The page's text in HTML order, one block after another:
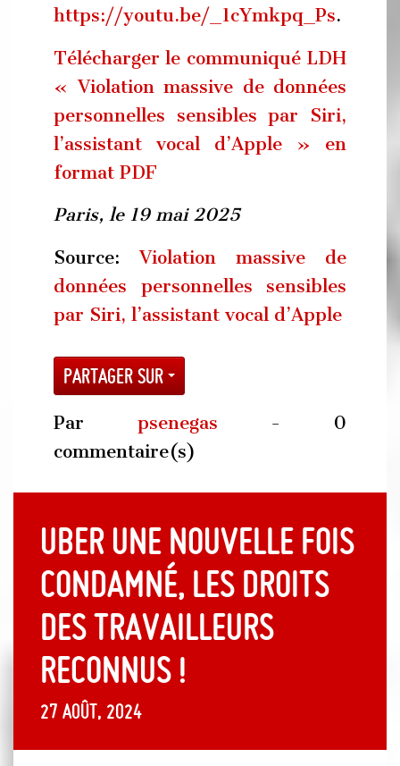
https://youtu.be/_1cYmkpq_Ps.
Télécharger le communiqué LDH
« Violation massive de données
personnelles sensibles par Siri,
l’assistant vocal d’Apple » en
format PDF
Paris, le 19 mai 2025
Source:Violation massive de
données personnelles sensibles
par Siri, l’assistant vocal d’Apple
Partager sur
Par psenegas - 0
commentaire(s)
Uber une nouvelle fois
condamné, les droits
des travailleurs
reconnus !
27 août, 2024